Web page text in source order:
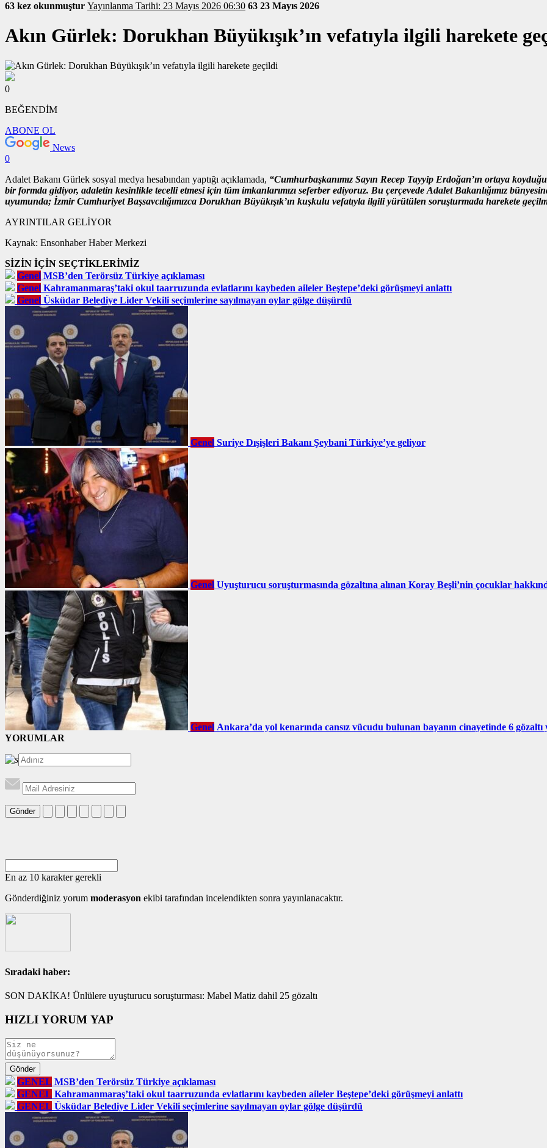
63 kez okunmuştur
Yayınlanma Tarihi: 23 Mayıs 2026 06:30 63 23 Mayıs 2026
Akın Gürlek: Dorukhan Büyükışık’ın vefatıyla ilgili harekete
0
BEĞENDİM
ABONE OL
News
0
Adalet Bakanı Gürlek sosyal medya hesabından yaptığı açıklamada, “Cumhurbaşkanımız Sayın Recep Tayyip Erdoğan’ın ortaya
bir formda gidiyor, adaletin kesinlikle tecelli etmesi için tüm imkanlarımızı seferber ediyoruz. Bu çerçevede Adalet Bakanlığımız
uyumunda; İzmir Cumhuriyet Başsavcılığımızca Dorukhan Büyükışık’ın kuşkulu vefatıyla ilgili yürütülen soruşturmada harekete
AYRINTILAR GELİYOR
Kaynak: Ensonhaber Haber Merkezi
SİZİN İÇİN SEÇTİKLERİMİZ
Genel MSB’den Terörsüz Türkiye açıklaması
Genel Kahramanmaraş’taki okul taarruzunda evlatlarını kaybeden aileler Beştepe’deki görüşmeyi anlattı
Genel Üsküdar Belediye Lider Vekili seçimlerine sayılmayan oylar gölge düşürdü
Genel Suriye Dışişleri Bakanı Şeybani Türkiye’ye geliyor
Genel Uyuşturucu soruşturmasında gözaltına alınan Koray Beşli’nin çocuklar
Genel Ankara’da yol kenarında cansız vücudu bulunan bayanın cinayetinde 6 gözaltı
YORUMLAR
Gönder
En az 10 karakter gerekli
Gönderdiğiniz yorum moderasyon ekibi tarafından incelendikten sonra yayınlanacaktır.
Sıradaki haber:
SON DAKİKA! Ünlülere uyuşturucu soruşturması: Mabel Matiz dahil 25 gözaltı
HIZLI YORUM YAP
GENEL MSB’den Terörsüz Türkiye açıklaması
GENEL Kahramanmaraş’taki okul taarruzunda evlatlarını kaybeden aileler Beştepe’deki görüşmeyi anlattı
GENEL Üsküdar Belediye Lider Vekili seçimlerine sayılmayan oylar gölge düşürdü